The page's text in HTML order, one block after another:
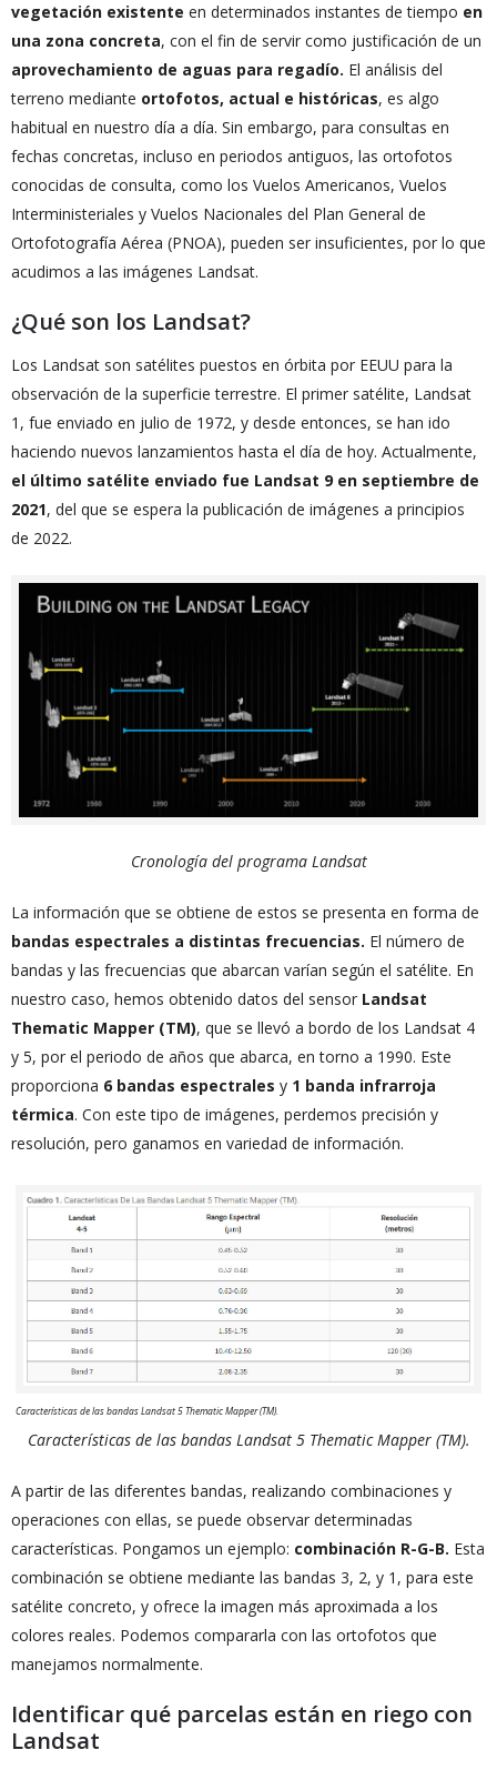
vegetación existente en determinados instantes de tiempo en
una zona concreta, con el fin de servir como justificación de un
aprovechamiento de aguas para regadío. El análisis del
terreno mediante ortofotos, actual e históricas, es algo
habitual en nuestro día a día. Sin embargo, para consultas en
fechas concretas, incluso en periodos antiguos, las ortofotos
conocidas de consulta, como los Vuelos Americanos, Vuelos
Interministeriales y Vuelos Nacionales del Plan General de
Ortofotografía Aérea (PNOA), pueden ser insuficientes, por lo que
acudimos a las imágenes Landsat.
¿Qué son los Landsat?
Los Landsat son satélites puestos en órbita por EEUU para la
observación de la superficie terrestre. El primer satélite, Landsat
1, fue enviado en julio de 1972, y desde entonces, se han ido
haciendo nuevos lanzamientos hasta el día de hoy. Actualmente,
el último satélite enviado fue Landsat 9 en septiembre de
2021, del que se espera la publicación de imágenes a principios
de 2022.
Cronología del programa Landsat
La información que se obtiene de estos se presenta en forma de
bandas espectrales a distintas frecuencias. El número de
bandas y las frecuencias que abarcan varían según el satélite. En
nuestro caso, hemos obtenido datos del sensor Landsat
Thematic Mapper (TM), que se llevó a bordo de los Landsat 4
y 5, por el periodo de años que abarca, en torno a 1990. Este
proporciona 6 bandas espectrales y 1 banda infrarroja
térmica. Con este tipo de imágenes, perdemos precisión y
resolución, pero ganamos en variedad de información.
Características de las bandas Landsat 5 Thematic Mapper (TM).
Características de las bandas Landsat 5 Thematic Mapper (TM).
A partir de las diferentes bandas, realizando combinaciones y
operaciones con ellas, se puede observar determinadas
características. Pongamos un ejemplo: combinación R-G-B. Esta
combinación se obtiene mediante las bandas 3, 2, y 1, para este
satélite concreto, y ofrece la imagen más aproximada a los
colores reales. Podemos compararla con las ortofotos que
manejamos normalmente.
Identificar qué parcelas están en riego con
Landsat